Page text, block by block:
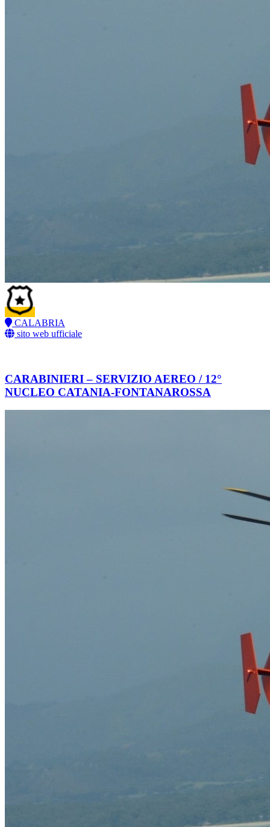
CALABRIA
sito web ufficiale
CARABINIERI – SERVIZIO AEREO / 12°
NUCLEO CATANIA-FONTANAROSSA